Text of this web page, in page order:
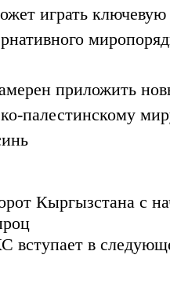
играть ключевую
приложить
палестинскому
Кыргызстана с
в